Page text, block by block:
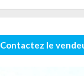
Contactez le